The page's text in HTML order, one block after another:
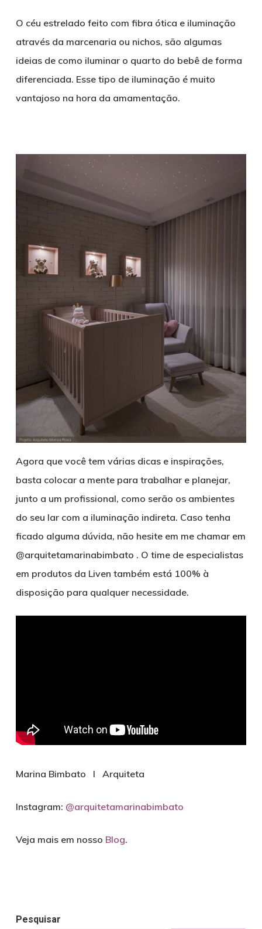
O céu estrelado feito com fibra ótica e iluminação
através da marcenaria ou nichos, são algumas
ideias de como iluminar o quarto do bebê de forma
diferenciada. Esse tipo de iluminação é muito
vantajoso na hora da amamentação.
Agora que você tem várias dicas e inspirações,
basta colocar a mente para trabalhar e planejar,
junto a um profissional, como serão os ambientes
do seu lar com a iluminação indireta. Caso tenha
ficado alguma dúvida, não hesite em me chamar em
@arquitetamarinabimbato . O time de especialistas
em produtos da Liven também está 100% à
disposição para qualquer necessidade.
Marina Bimbato l Arquiteta
Instagram: @arquitetamarinabimbato
Veja mais em nosso Blog.
Pesquisar